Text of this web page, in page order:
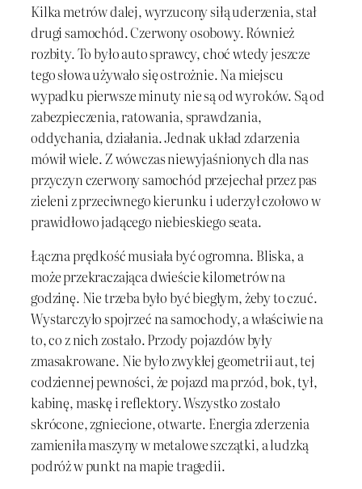
Kilka metrów dalej, wyrzucony siłą uderzenia, stał
drugi samochód. Czerwony osobowy. Również
rozbity. To było auto sprawcy, choć wtedy jeszcze
tego słowa używało się ostrożnie. Na miejscu
wypadku pierwsze minuty nie są od wyroków. Są od
zabezpieczenia, ratowania, sprawdzania,
oddychania, działania. Jednak układ zdarzenia
mówił wiele. Z wówczas niewyjaśnionych dla nas
przyczyn czerwony samochód przejechał przez pas
zieleni z przeciwnego kierunku i uderzył czołowo w
prawidłowo jadącego niebieskiego seata.
Łączna prędkość musiała być ogromna. Bliska, a
może przekraczająca dwieście kilometrów na
godzinę. Nie trzeba było być biegłym, żeby to czuć.
Wystarczyło spojrzeć na samochody, a właściwie na
to, co z nich zostało. Przody pojazdów były
zmasakrowane. Nie było zwykłej geometrii aut, tej
codziennej pewności, że pojazd ma przód, bok, tył,
kabinę, maskę i reflektory. Wszystko zostało
skrócone, zgniecione, otwarte. Energia zderzenia
zamieniła maszyny w metalowe szczątki, a ludzką
podróż w punkt na mapie tragedii.